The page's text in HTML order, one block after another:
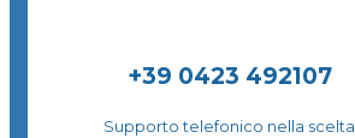
+39 0423 492107
Supporto telefonico nella scelta